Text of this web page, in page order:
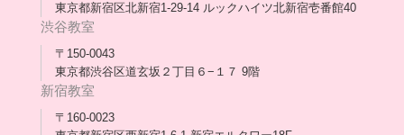
スタッフ紹介
合格・進路実績
東京都新宿区北新宿1-29-14 ルックハイツ北新宿壱番館40
渋谷教室
〒150-0043
東京都渋谷区道玄坂２丁目６−１７ 9階
新宿教室
〒160-0023